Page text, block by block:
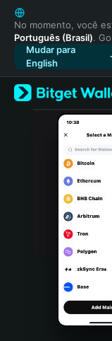
English
日本語
Tiếng Việt
Русский
Español
Türkçe
Italiano
Português (Portugal)
Bahasa Indonesia
Português (Brasil)
Español (Argentina)
No momento, você
Português (Brasil).
Mudar para
English